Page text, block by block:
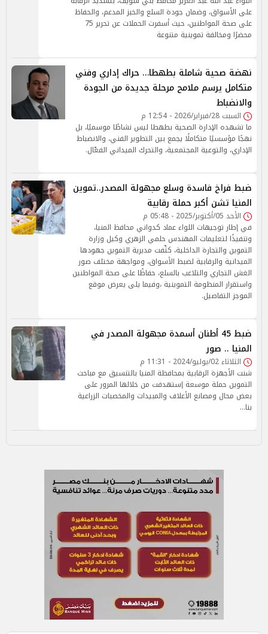
على الأسواق، وضمان جودة السلع والخبز المدعم، والحفاظ
على صحة المواطنين، حيث أسفرت الحملات عن تحرير 75
محضرًا ومخالفة تموينية متنوعة
نهضة صحية شاملة بطهطا… حراك إداري وفني
متكامل يرسم ملامح مرحلة جديدة من الجودة
والانضباط
السبت 28/فبراير/2026 - 12:54 م
ما تشهده الإدارة الصحية بطهطا ليس نشاطًا موسميًا، بل
نهجًا مؤسسيًا متكاملًا يجمع بين التطوير الفني، والانضباط
الإداري، والتوعية المجتمعية، والتحرك الميداني الفعّال.
ضبط فراخ فاسدة وسلع مجهولة المصدر..تموين
المنيا تشن أكبر حملة رقابية
الأحد 05/أكتوبر/2025 - 05:48 م
في إطار توجيهات اللواء عماد كدواني محافظ المنيا،
وتنفيذًا لتعليمات المهندس حلمي الزهري وكيل وزارة
التموين والتجارة الداخلية، كثّفت مديرية التموين جهودها
الميدانية والرقابية لضبط الأسواق، ومواجهة مختلف صور
الغش التجاري والتلاعب بالسلع، حفاظًا على صحة المواطنين
واستقرار المنظومة التموينية ،وفيما يلى يعرض موقع
الموجز التفاصيل.
ضبط 45 أطنان أسمدة مجهولة المصدر في
المنيا .. صور
الثلاثاء 02/يوليو/2024 - 11:31 م
شنت الأجهزة الرقابية بمحافظة المنيا بالتنسيق مع مباحث
التموين حملة موسعة إستهدفت من خلالها المرور على
بعض محال ومصانع الأعلاف والمبيدات والمخصبات الزراعية
بنا…